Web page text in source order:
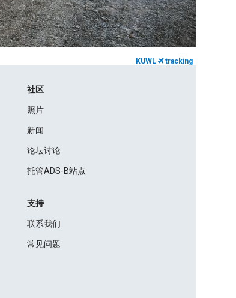
KUWL tracking
社区
照片
新闻
论坛讨论
托管ADS-B站点
支持
联系我们
常见问题